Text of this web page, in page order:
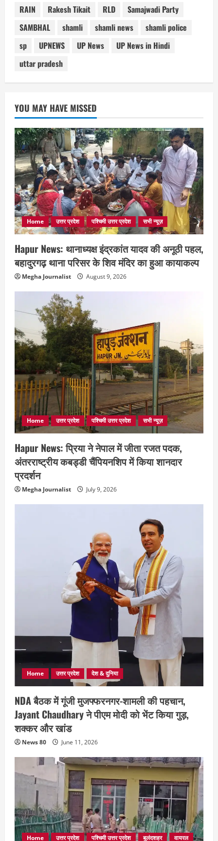
RAIN
Rakesh Tikait RLD
Samajwadi Party
SAMBHAL
shamli shamli news
shamli police
sp
UPNEWS UP News
UP News in Hindi
uttar pradesh
YOU MAY HAVE MISSED
Home उत्तर प्रदेश पश्चिमी उत्तर प्रदेश सभी न्यूज़
Hapur News: थानाध्यक्ष इंद्रकांत यादव की अनूठी पहल,
बहादुरगढ़ थाना परिसर के शिव मंदिर का हुआ कायाकल्प
Megha Journalist August 9, 2026
Home उत्तर प्रदेश पश्चिमी उत्तर प्रदेश सभी न्यूज़
Hapur News: प्रिया ने नेपाल में जीता रजत पदक,
अंतरराष्ट्रीय कबड्डी चैंपियनशिप में किया शानदार
प्रदर्शन
Megha Journalist July 9, 2026
Home उत्तर प्रदेश देश & दुनिया
NDA बैठक में गूंजी मुजफ्फरनगर-शामली की पहचान,
Jayant Chaudhary ने पीएम मोदी को भेंट किया गुड़,
शक्कर और खांड
News 80 June 11, 2026
Home उत्तर प्रदेश पश्चिमी उत्तर प्रदेश बुलंदशहर वायरल